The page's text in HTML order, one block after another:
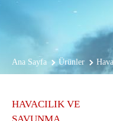
Ana Sayfa Ürünler
HAVACILIK VE